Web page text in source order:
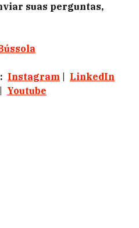
suas perguntas,
Instagram
LinkedIn
Youtube